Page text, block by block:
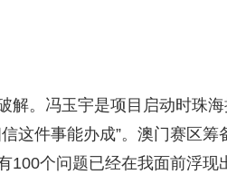
解。冯玉宇是项目启动时珠
这件事能办成”。澳门赛区筹
100个问题已经在我面前浮现